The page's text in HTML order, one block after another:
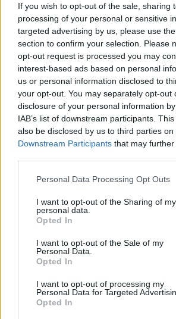
If you wish to opt-out of the sale, sharing
processing of your personal or sensitive
targeted advertising by us, please use
section to confirm your selection. Please
opt-out request is processed you may
interest-based ads based on personal
us or personal information disclosed to
your opt-out. You may separately opt-out
disclosure of your personal information
IAB’s list of downstream participants.
also be disclosed by us to third parties on
Downstream Participants that may
Personal Data Processing Opt Outs
I want to opt-out of the Sharing of my
personal data.
Opted In
I want to opt-out of the Sale of my
Personal Data.
Opted In
I want to opt-out of processing my
Personal Data for Targeted
Opted In
In evidenza